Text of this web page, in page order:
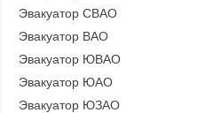
Эвакуатор СВАО
Эвакуатор ВАО
Эвакуатор ЮВАО
Эвакуатор ЮАО
Эвакуатор ЮЗАО